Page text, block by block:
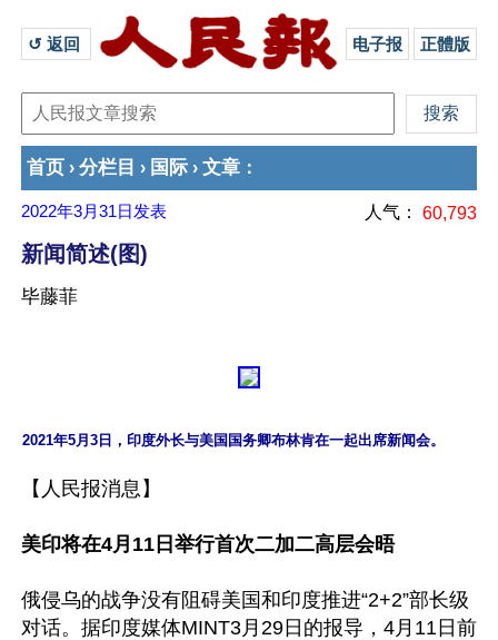
↺ 返回 电子报 正體版
首页 › 分栏目 › 国际 › 文章 ：
2022年3月31日 发表 人气： 60,793
新闻简述(图)
毕藤菲
【人民报消息】
美印将在4月11日举行首次二加二高层会晤
俄侵乌的战争没有阻碍美国和印度推进“2+2”部长级
对话。据印度媒体MINT3月29日的报导，4月11日前